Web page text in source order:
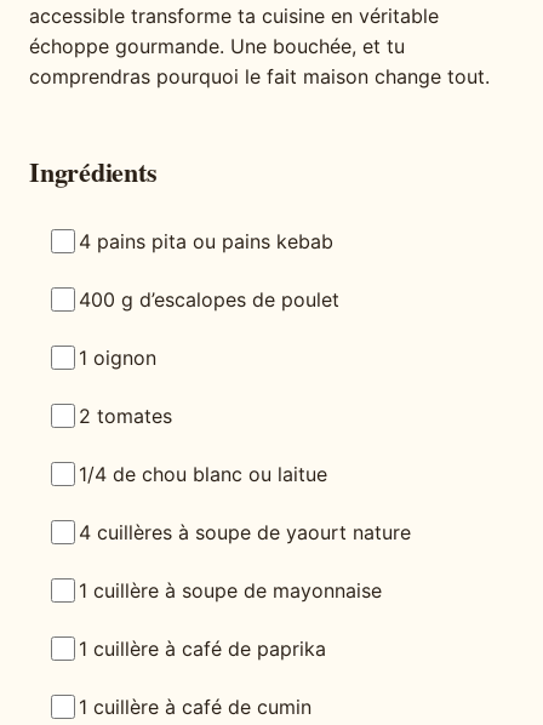
accessible transforme ta cuisine en véritable
échoppe gourmande. Une bouchée, et tu
comprendras pourquoi le fait maison change tout.
Ingrédients
4 pains pita ou pains kebab
400 g d’escalopes de poulet
1 oignon
2 tomates
1/4 de chou blanc ou laitue
4 cuillères à soupe de yaourt nature
1 cuillère à soupe de mayonnaise
1 cuillère à café de paprika
1 cuillère à café de cumin